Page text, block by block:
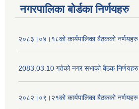
नगरपालिका बोर्डका निर्णयहरु
२०८३।०४।१८को कार्यपालिका बैठकको नर्णयहरु
2083.03.10 गतेको नगर सभाको बैठक निर्णयहरु
२०८२।०९।२१को कार्यपालिका बैठकको नर्णयहरु